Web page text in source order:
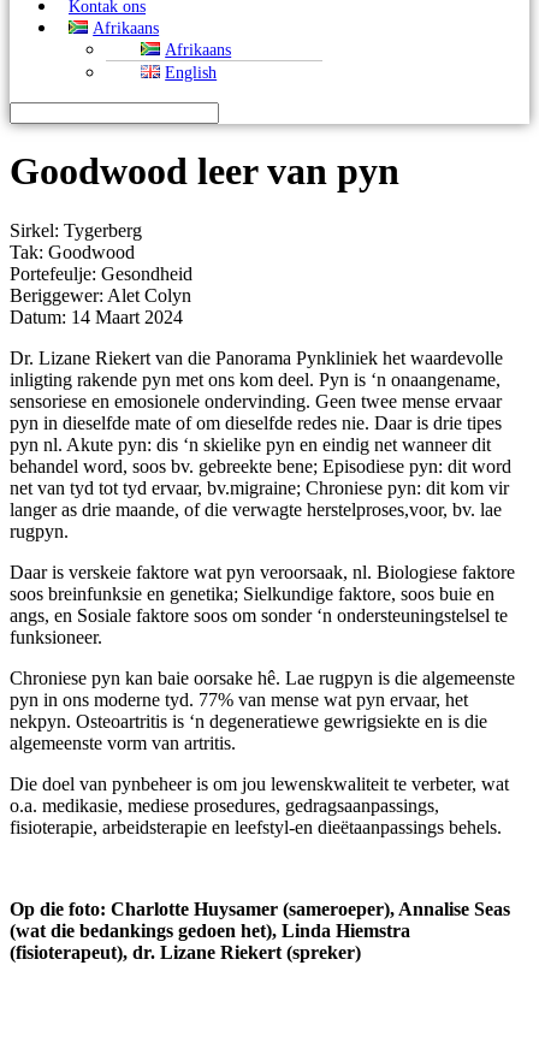
Kontak ons
Afrikaans
Afrikaans
English
Goodwood leer van pyn
Sirkel: Tygerberg
Tak: Goodwood
Portefeulje: Gesondheid
Beriggewer: Alet Colyn
Datum: 14 Maart 2024
Dr. Lizane Riekert van die Panorama Pynkliniek het waardevolle
inligting rakende pyn met ons kom deel. Pyn is ‘n onaangename,
sensoriese en emosionele ondervinding. Geen twee mense ervaar
pyn in dieselfde mate of om dieselfde redes nie. Daar is drie tipes
pyn nl. Akute pyn: dis ‘n skielike pyn en eindig net wanneer dit
behandel word, soos bv. gebreekte bene; Episodiese pyn: dit word
net van tyd tot tyd ervaar, bv.migraine; Chroniese pyn: dit kom vir
langer as drie maande, of die verwagte herstelproses,voor, bv. lae
rugpyn.
Daar is verskeie faktore wat pyn veroorsaak, nl. Biologiese faktore
soos breinfunksie en genetika; Sielkundige faktore, soos buie en
angs, en Sosiale faktore soos om sonder ‘n ondersteuningstelsel te
funksioneer.
Chroniese pyn kan baie oorsake hê. Lae rugpyn is die algemeenste
pyn in ons moderne tyd. 77% van mense wat pyn ervaar, het
nekpyn. Osteoartritis is ‘n degeneratiewe gewrigsiekte en is die
algemeenste vorm van artritis.
Die doel van pynbeheer is om jou lewenskwaliteit te verbeter, wat
o.a. medikasie, mediese prosedures, gedragsaanpassings,
fisioterapie, arbeidsterapie en leefstyl-en dieëtaanpassings behels.
Op die foto: Charlotte Huysamer (sameroeper), Annalise Seas
(wat die bedankings gedoen het), Linda Hiemstra
(fisioterapeut), dr. Lizane Riekert (spreker)